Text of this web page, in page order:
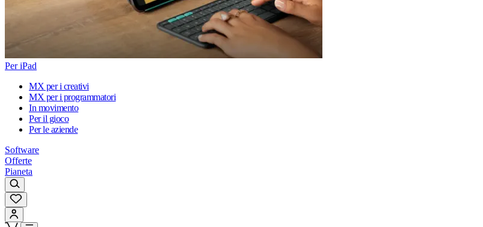
Per iPad
MX per i creativi
MX per i programmatori
In movimento
Per il gioco
Per le aziende
Software
Offerte
Pianeta